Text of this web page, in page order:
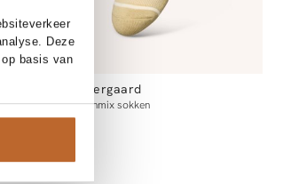
Deze
basis van
Becksondergaard
Cotta, katoenmix sokken